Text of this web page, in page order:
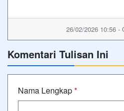
26/02/2026 10:56 -
Komentari Tulisan Ini
Nama Lengkap*